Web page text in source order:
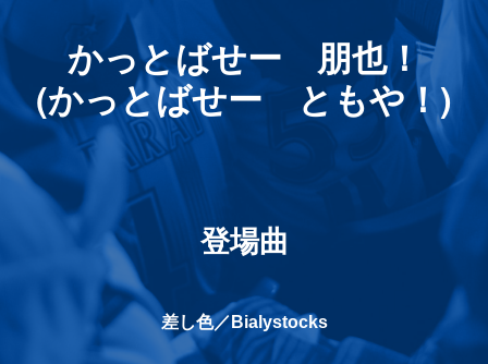
かっとばせー 朋也！
(かっとばせーともや！)
登場曲
差し色／Bialystocks